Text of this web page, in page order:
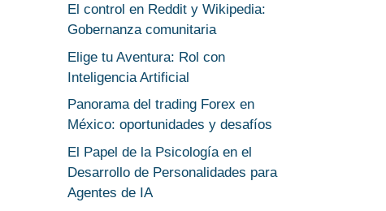
El control en Reddit y Wikipedia:
Gobernanza comunitaria
Elige tu Aventura: Rol con
Inteligencia Artificial
Panorama del trading Forex en
México: oportunidades y desafíos
El Papel de la Psicología en el
Desarrollo de Personalidades para
Agentes de IA